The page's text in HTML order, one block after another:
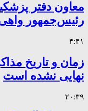
معاون دفتر
رئیس‌جمهور
۴:۴۱
زمان و تاریخ
نهایی نشده است
۲۰:۳۹